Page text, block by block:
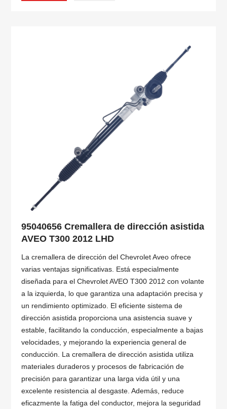
95040656 Cremallera de dirección asistida
AVEO T300 2012 LHD
La cremallera de dirección del Chevrolet Aveo ofrece
varias ventajas significativas. Está especialmente
diseñada para el Chevrolet AVEO T300 2012 con volante
a la izquierda, lo que garantiza una adaptación precisa y
un rendimiento optimizado. El eficiente sistema de
dirección asistida proporciona una asistencia suave y
estable, facilitando la conducción, especialmente a bajas
velocidades, y mejorando la experiencia general de
conducción. La cremallera de dirección asistida utiliza
materiales duraderos y procesos de fabricación de
precisión para garantizar una larga vida útil y una
excelente resistencia al desgaste. Además, reduce
eficazmente la fatiga del conductor, mejora la seguridad